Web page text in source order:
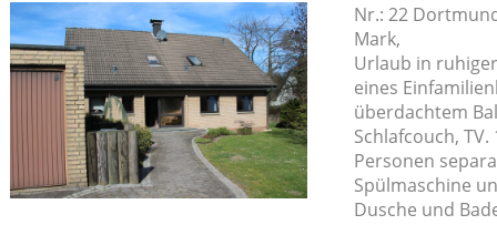
Nr.: 22
Mark,
Urlaub in
eines
überdachtem
Schlafcouch,
Personen
Spülmaschine
Dusche und